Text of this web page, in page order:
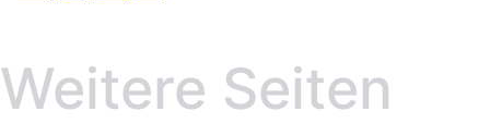
Weitere Seiten